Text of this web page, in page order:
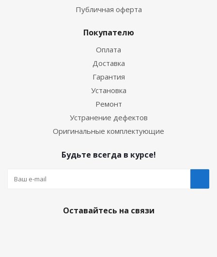
Публичная оферта
Покупателю
Оплата
Доставка
Гарантия
Установка
Ремонт
Устранение дефектов
Оригинальные комплектующие
Будьте всегда в курсе!
Оставайтесь на связи